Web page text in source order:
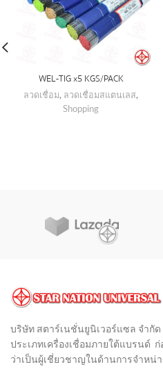
WEL-TIG x5 KGS/PACK
ลวดเชื่อม, ลวดเชื่อมสแตนเลส,
Shopping
บริษัท สตาร์เนชั่นยูนิเวอร์แซล จำกั
ประเภทเครื่องเชื่อมภายใต้แบรนด์
ว่าเป็นผู้เชี่ยวชาญในด้านการจำหน่